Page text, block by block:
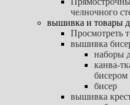
челночного
вышивка и товары
Просмотреть
вышивка
наборы
канва-
бисером
бисер
вышивка